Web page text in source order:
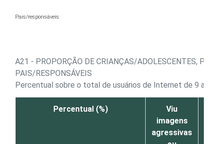
Pais/responsáveis
A21 - PROPORÇÃO DE CRIANÇAS/ADOLESCENTES,
PAIS/RESPONSÁVEIS
Percentual sobre o total de usuários de Internet de 9 a 17
Percentual (%)
Viu
imagens
agressivas